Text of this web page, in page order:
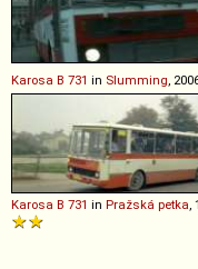
Karosa B 731 in Slumming ,
Karosa B 731 in Pražská petka